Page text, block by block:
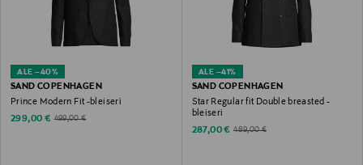
ALE –40%
SAND COPENHAGEN
Prince Modern Fit -bleiseri
Discounted Price
299,00 € Original Price
499,00 €
ALE –41%
SAND COPENHAGEN
Star Regular fit Double breasted -
bleiseri
Discounted Price
287,00 € Original Price
489,00 €